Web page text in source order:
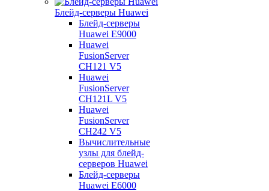
Блейд-серверы Huawei
Блейд-серверы
Huawei E9000
Huawei
FusionServer
CH121 V5
Huawei
FusionServer
CH121L V5
Huawei
FusionServer
CH242 V5
Вычислительные
узлы для блейд-
серверов Huawei
Блейд-серверы
Huawei E6000